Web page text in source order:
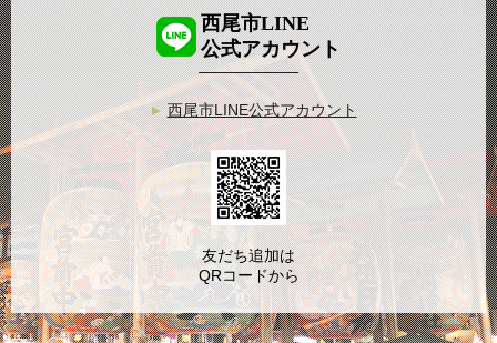
西尾市LINE
公式アカウント
西尾市LINE公式アカウント
友だち追加は
QRコードから